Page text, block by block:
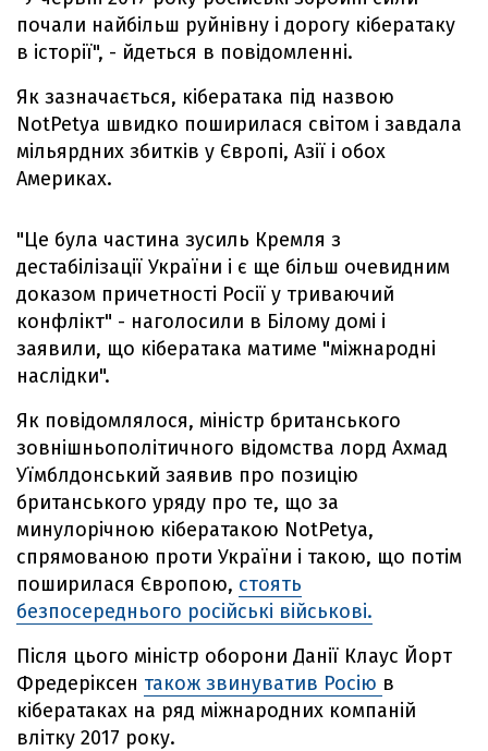
почали найбільш руйнівну і дорогу кібератаку
в історії", - йдеться в повідомленні.
Як зазначається, кібератака під назвою
NotPetya швидко поширилася світом і завдала
мільярдних збитків у Європі, Азії і обох
Америках.
"Це була частина зусиль Кремля з
дестабілізації України і є ще більш очевидним
доказом причетності Росії у триваючий
конфлікт" - наголосили в Білому домі і
заявили, що кібератака матиме "міжнародні
наслідки".
Як повідомлялося, міністр британського
зовнішньополітичного відомства лорд Ахмад
Уїмблдонський заявив про позицію
британського уряду про те, що за
минулорічною кібератакою NotPetya,
спрямованою проти України і такою, що потім
поширилася Європою, стоять
безпосереднього російські військові.
Після цього міністр оборони Данії Клаус Йорт
Фредеріксен також звинуватив Росію в
кібератаках на ряд міжнародних компаній
влітку 2017 року.